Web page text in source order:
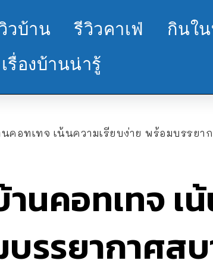
วบ้าน รีวิวคาเฟ่
กินใ
เรื่องบ้านน่ารู้
นคอทเทจ เน้นความเรียบง่าย พร้อมบรรยา
นคอทเทจ เ
รรยากาศส